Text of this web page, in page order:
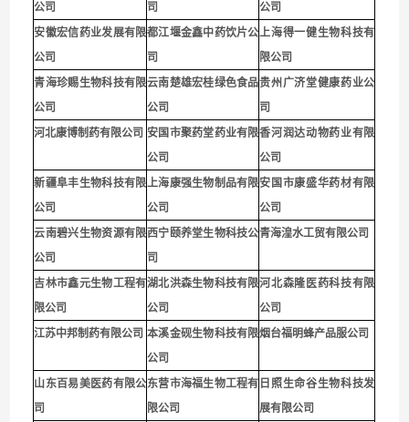
公司
司
公司
安徽宏信药业发展有限
公司
都江堰金鑫中药饮片公
司
上海得一健生物科技有
限公司
青海珍赐生物科技有限
公司
云南楚雄宏桂绿色食品
公司
贵州广济堂健康药业公
司
河北康博制药有限公司 安国市聚药堂药业有限
公司
香河润达动物药业有限
公司
新疆阜丰生物科技有限
公司
上海康强生物制品有限
公司
安国市康盛华药材有限
公司
云南碧兴生物资源有限
公司
西宁颐养堂生物科技公
司
青海湟水工贸有限公司
吉林市鑫元生物工程有
限公司
湖北洪森生物科技有限
公司
河北森隆医药科技有限
公司
江苏中邦制药有限公司 本溪金砚生物科技有限
公司
烟台福明蜂产品服公司
山东百易美医药有限公
司
东营市海福生物工程有
限公司
日照生命谷生物科技发
展有限公司